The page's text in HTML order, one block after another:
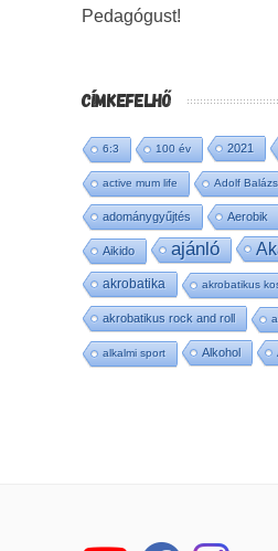
Pedagógust!
CÍMKEFELHŐ
6:3 100 év 2021
active mum life Adolf Balázs
adománygyűjtés Aerobik
Aikido ajánló
akrobatika akrobatikus
akrobatikus rock and roll
alkalmi sport Alkohol